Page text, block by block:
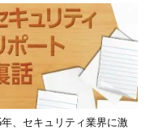
、セキュリティ業界に激